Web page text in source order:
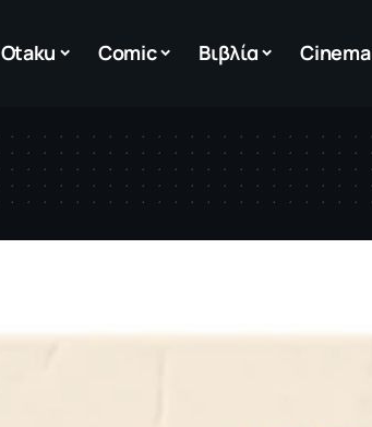
Otaku Comic Βιβλία Cinema